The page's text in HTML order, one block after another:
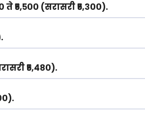
₹५,५०० (सरासरी₹५,३००).
₹५,४८०).
).